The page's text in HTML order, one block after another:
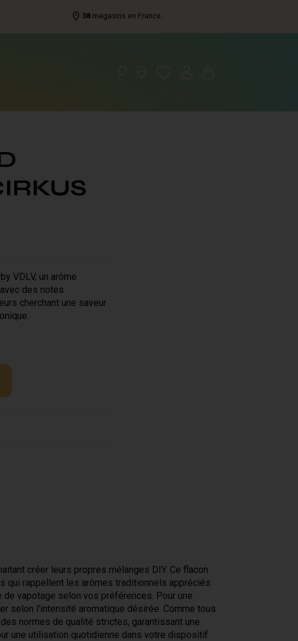
38 magasins en France.
VDLV, un arôme
des notes
cherchant une saveur
créer leurs propres mélanges DIY. Ce flacon
qui rappellent les arômes traditionnels appréciés
vapotage selon vos préférences. Pour une
selon l'intensité aromatique désirée. Comme tous
normes de qualité strictes, garantissant une
une utilisation quotidienne dans votre dispositif